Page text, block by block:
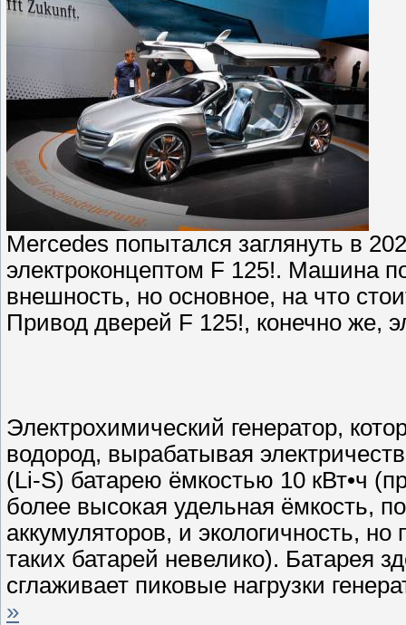
Mercedes попытался заглянуть в
электроконцептом F 125!. Машина
внешность, но основное, на что
Привод дверей F 125!, конечно же,
Электрохимический генератор,
водород, вырабатывая
(Li-S) батарею ёмкостью 10 кВт•ч
более высокая удельная ёмкость,
аккумуляторов, и экологичность,
таких батарей невелико). Батарея
сглаживает пиковые нагрузки
»